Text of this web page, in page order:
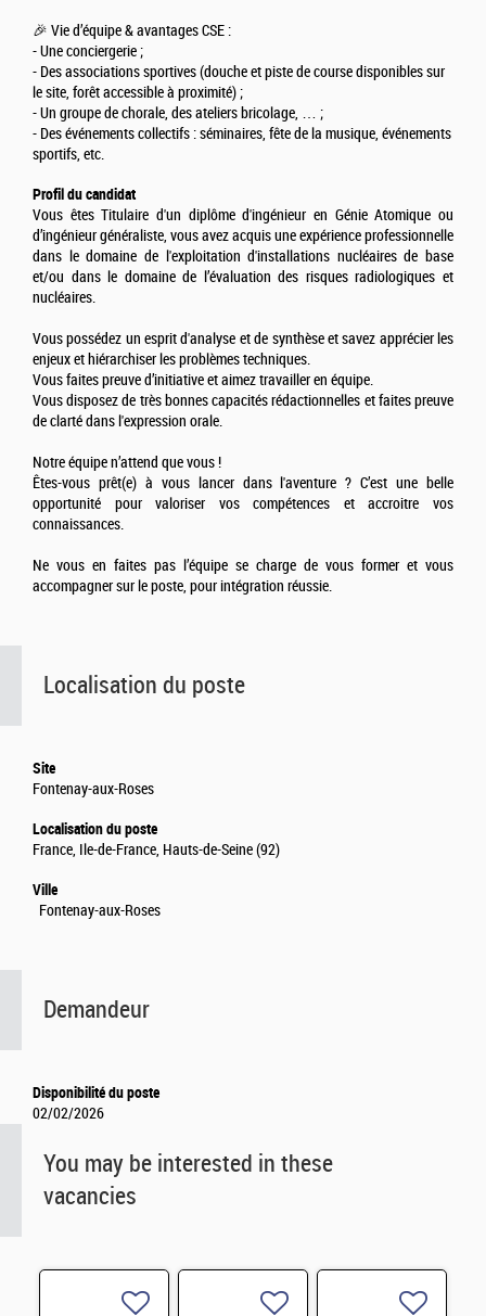
🎉 Vie d’équipe & avantages CSE :
- Une conciergerie ;
- Des associations sportives (douche et piste de course disponibles sur
le site, forêt accessible à proximité) ;
- Un groupe de chorale, des ateliers bricolage, … ;
- Des événements collectifs : séminaires, fête de la musique, événements
sportifs, etc.
Profil du candidat
Vous êtes Titulaire d'un diplôme d'ingénieur en Génie Atomique ou
d’ingénieur généraliste, vous avez acquis une expérience professionnelle
dans le domaine de l'exploitation d'installations nucléaires de base
et/ou dans le domaine de l’évaluation des risques radiologiques et
nucléaires.
Vous possédez un esprit d'analyse et de synthèse et savez apprécier les
enjeux et hiérarchiser les problèmes techniques.
Vous faites preuve d’initiative et aimez travailler en équipe.
Vous disposez de très bonnes capacités rédactionnelles et faites preuve
de clarté dans l'expression orale.
Notre équipe n’attend que vous !
Êtes-vous prêt(e) à vous lancer dans l'aventure ? C’est une belle
opportunité pour valoriser vos compétences et accroitre vos
connaissances.
Ne vous en faites pas l’équipe se charge de vous former et vous
accompagner sur le poste, pour intégration réussie.
Localisation du poste
Site
Fontenay-aux-Roses
Localisation du poste
France, Ile-de-France, Hauts-de-Seine (92)
Ville
Fontenay-aux-Roses
Demandeur
Disponibilité du poste
02/02/2026
You may be interested in these
vacancies